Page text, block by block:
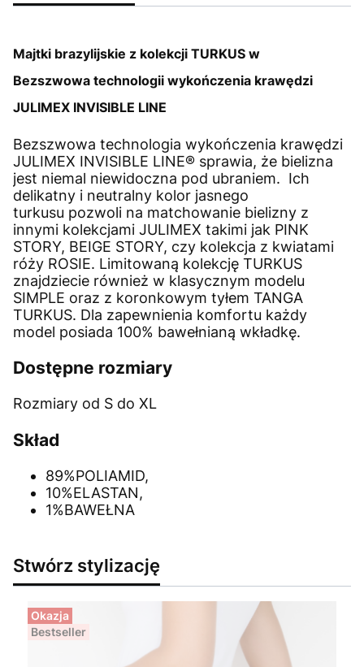
Majtki brazylijskie z kolekcji TURKUS w
Bezszwowa technologii wykończenia krawędzi
JULIMEX INVISIBLE LINE
Bezszwowa technologia wykończenia krawędzi
JULIMEX INVISIBLE LINE® sprawia, że bielizna
jest niemal niewidoczna pod ubraniem. Ich
delikatny i neutralny kolor jasnego
turkusu pozwoli na matchowanie bielizny z
innymi kolekcjami JULIMEX takimi jak PINK
STORY, BEIGE STORY, czy kolekcja z kwiatami
róży ROSIE. Limitowaną kolekcję TURKUS
znajdziecie również w klasycznym modelu
SIMPLE oraz z koronkowym tyłem TANGA
TURKUS. Dla zapewnienia komfortu każdy
model posiada 100% bawełnianą wkładkę.
Dostępne rozmiary
Rozmiary od S do XL
Skład
89%POLIAMID,
10%ELASTAN,
1%BAWEŁNA
Stwórz stylizację
Okazja
Bestseller